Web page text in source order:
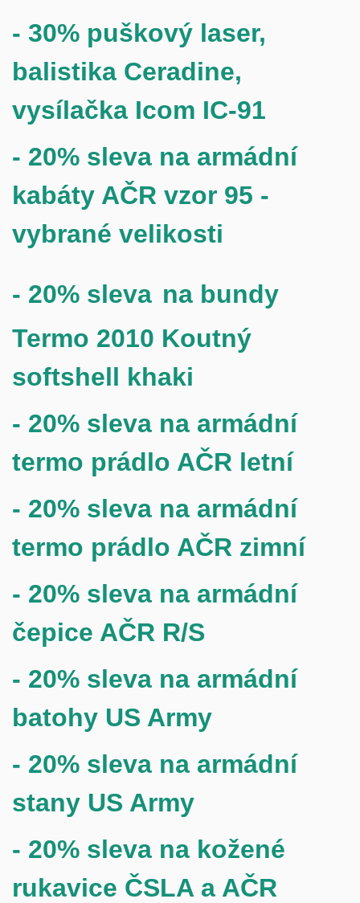
- 30% puškový laser,
balistika Ceradine,
vysílačka Icom IC-91
- 20% sleva na armádní
kabáty AČR vzor 95 -
vybrané velikosti
- 20% sleva na bundy
Termo 2010 Koutný
softshell khaki
- 20% sleva na armádní
termo prádlo AČR letní
- 20% sleva na armádní
termo prádlo AČR zimní
- 20% sleva na armádní
čepice AČR R/S
- 20% sleva na armádní
batohy US Army
- 20% sleva na armádní
stany US Army
- 20% sleva na kožené
rukavice ČSLA a AČR